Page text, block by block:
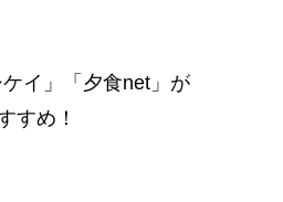
イ」「夕食net」が
すめ！